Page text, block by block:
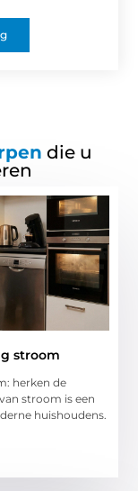
die u
stroom
herken de
stroom is een
huishoudens.